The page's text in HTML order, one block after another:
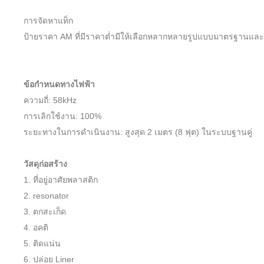
การจัดหาแท็ก
ป้ายราคา AM ที่มีราคาต่ำมีให้เลือกหลากหลายรูปแบบมาตรฐานแ
ข้อกำหนดทางไฟฟ้า
ความถี่: 58kHz
การเลิกใช้งาน: 100%
ระยะทางในการดำเนินงาน: สูงสุด 2 เมตร (8 ฟุต) ในระบบฐานคู่
วัสดุก่อสร้าง
1.
ที่อยู่อาศัยพลาสติก
2.
resonator
3.
ตกสะเก็ด
4. อคติ
5.
ติดแน่น
6. ปล่อย Liner